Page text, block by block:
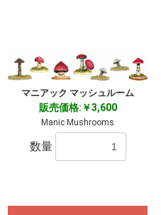
マニアック マッシュルーム
販売価格:￥3,600
Manic Mushrooms
数量